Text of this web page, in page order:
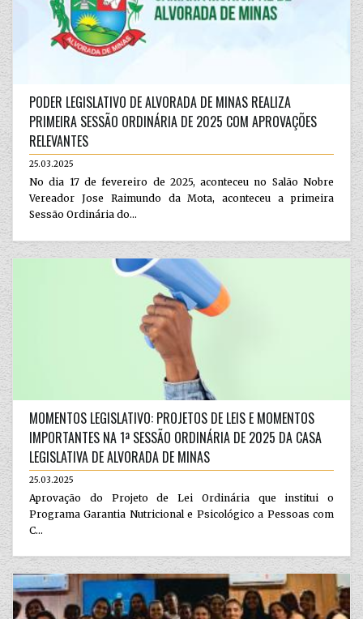
PODER LEGISLATIVO DE ALVORADA DE MINAS REALIZA
PRIMEIRA SESSÃO ORDINÁRIA DE 2025 COM APROVAÇÕES
RELEVANTES
25.03.2025
No dia 17 de fevereiro de 2025, aconteceu no Salão Nobre
Vereador Jose Raimundo da Mota, aconteceu a primeira
Sessão Ordinária do...
MOMENTOS LEGISLATIVO: PROJETOS DE LEIS E MOMENTOS
IMPORTANTES NA 1ª SESSÃO ORDINÁRIA DE 2025 DA CASA
LEGISLATIVA DE ALVORADA DE MINAS
25.03.2025
Aprovação do Projeto de Lei Ordinária que institui o
Programa Garantia Nutricional e Psicológico a Pessoas com
C...